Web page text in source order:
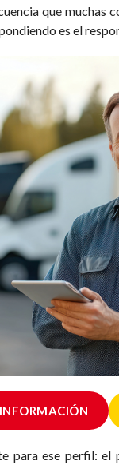
que muchas
es el
para ese perfil: